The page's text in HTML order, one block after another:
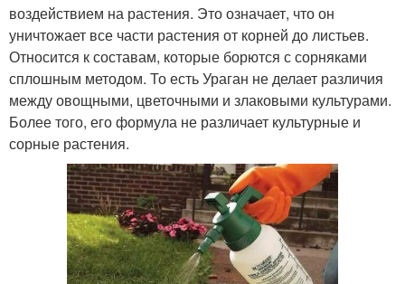
воздействием на растения. Это означает, что он
уничтожает все части растения от корней до листьев.
Относится к составам, которые борются с сорняками
сплошным методом. То есть Ураган не делает различия
между овощными, цветочными и злаковыми культурами.
Более того, его формула не различает культурные и
сорные растения.